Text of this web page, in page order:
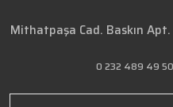
Mithatpaşa Cad. Baskın
0 232 489 49 50